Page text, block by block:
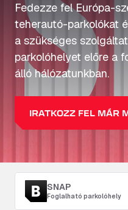
Fedezze fel Európa-
teherautó-parkolókat
a szükséges
parkolóhelyet előre a
álló hálózatunkban.
IRATKOZZ FEL MÁR
SNAP
Foglalható parkolóhely